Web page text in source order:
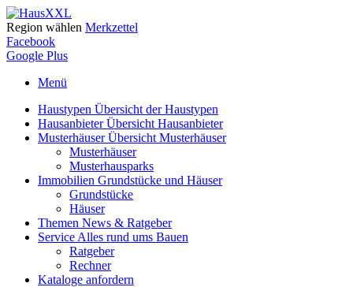
Region wählen Merkzettel
Facebook
Google Plus
Menü
Haustypen Übersicht der Haustypen
HausanbieterÜbersicht Hausanbieter
MusterhäuserÜbersicht Musterhäuser
Musterhäuser
Musterhausparks
Immobilien Grundstücke und Häuser
Grundstücke
Häuser
Themen News & Ratgeber
Service Alles rund ums Bauen
Ratgeber
Rechner
Kataloge anfordern